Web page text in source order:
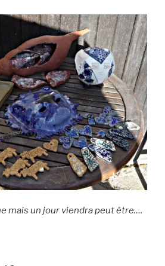
mais un jour viendra peut être….